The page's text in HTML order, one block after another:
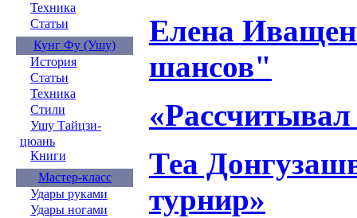
Техника
Статьи
Кунг Фу (Ушу)
История
Статьи
Техника
Стили
Ушу Тайцзи-
цюань
Книги
Мастер-класс
Удары руками
Удары ногами
Елена
шансов"
«Рассчитывал
Теа
турнир»